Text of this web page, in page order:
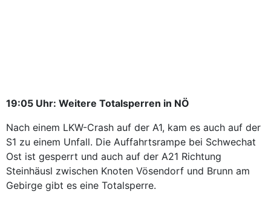
19:05 Uhr: Weitere Totalsperren in NÖ
Nach einem LKW-Crash auf der A1, kam es auch auf der
S1 zu einem Unfall. Die Auffahrtsrampe bei Schwechat
Ost ist gesperrt und auch auf der A21 Richtung
Steinhäusl zwischen Knoten Vösendorf und Brunn am
Gebirge gibt es eine Totalsperre.